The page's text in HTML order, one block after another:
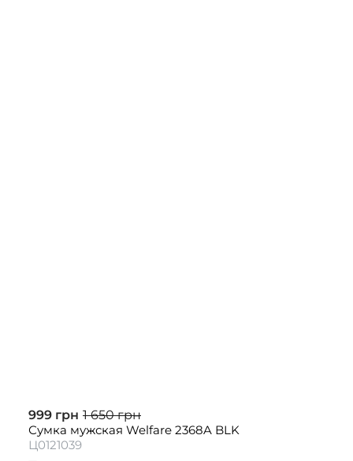
999 грн 1 650 грн
Сумка мужская Welfare 2368A BLK
Ц0121039